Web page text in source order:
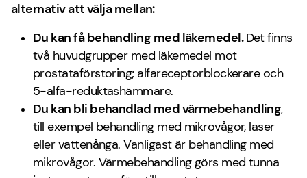
alternativ att välja mellan:
Du kan få behandling med läkemedel.Det finns
två huvudgrupper med läkemedel mot
prostataförstoring; alfareceptorblockerare och
5-alfa-reduktashämmare.
Du kan bli behandlad med värmebehandling,
till exempel behandling med mikrovågor, laser
eller vattenånga. Vanligast är behandling med
mikrovågor. Värmebehandling görs med tunna